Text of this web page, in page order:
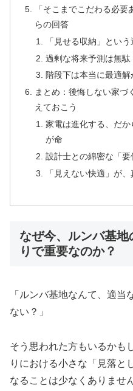
「そこまでこだわる必
らの回答
「見せる収納」とい
過剰な将来予測は無駄
階段下は本当に最適
まとめ：後悔しない家づ
えておこう
家電は進化する、だか
が命
設計士との綿密な「
「見えない快適」が
なぜ今、ルンバ基地
りで重要なのか？
「ルンバ基地なんて、適当
ない？」
そう思われた方もいるかも
りにおける小さな「見落と
なることは少なくありませ